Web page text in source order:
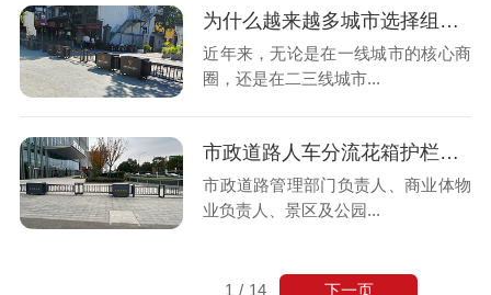
为什么越来越多城市选择组合式花箱护栏？
近年来，无论是在一线城市的核心商
圈，还是在二三线城市...
市政道路人车分流花箱护栏一站式解决管理方案
市政道路管理部门负责人、商业体物
业负责人、景区及公园...
1 / 14 下一页